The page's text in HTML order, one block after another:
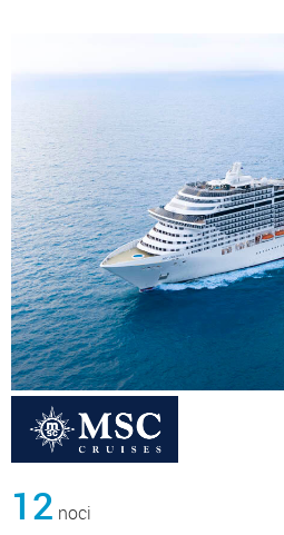
12 noci